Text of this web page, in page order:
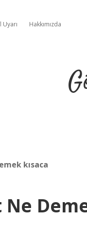
Uyarı Hakkımızda
kısaca